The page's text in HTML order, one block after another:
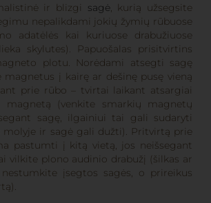
ir blizgi sagė, kurią užsegsite
nepalikdami jokių žymių rūbuose
adatėlės kai kuriuose drabužiuose
skylutes). Papuošalas prisitvirtins
plotu. Norėdami atsegti sagę
magnetus į kairę ar dešinę pusę vieną
prie rūbo – tvirtai laikant atsargiai
magnetą (venkite smarkių magnetų
sagę, ilgainiui tai gali sudaryti
ir sagė gali dužti). Pritvirtą prie
pastumti į kitą vietą, jos neišsegant
vilkite plono audinio drabužį (šilkas ar
įsegtos sagės, o prireikus